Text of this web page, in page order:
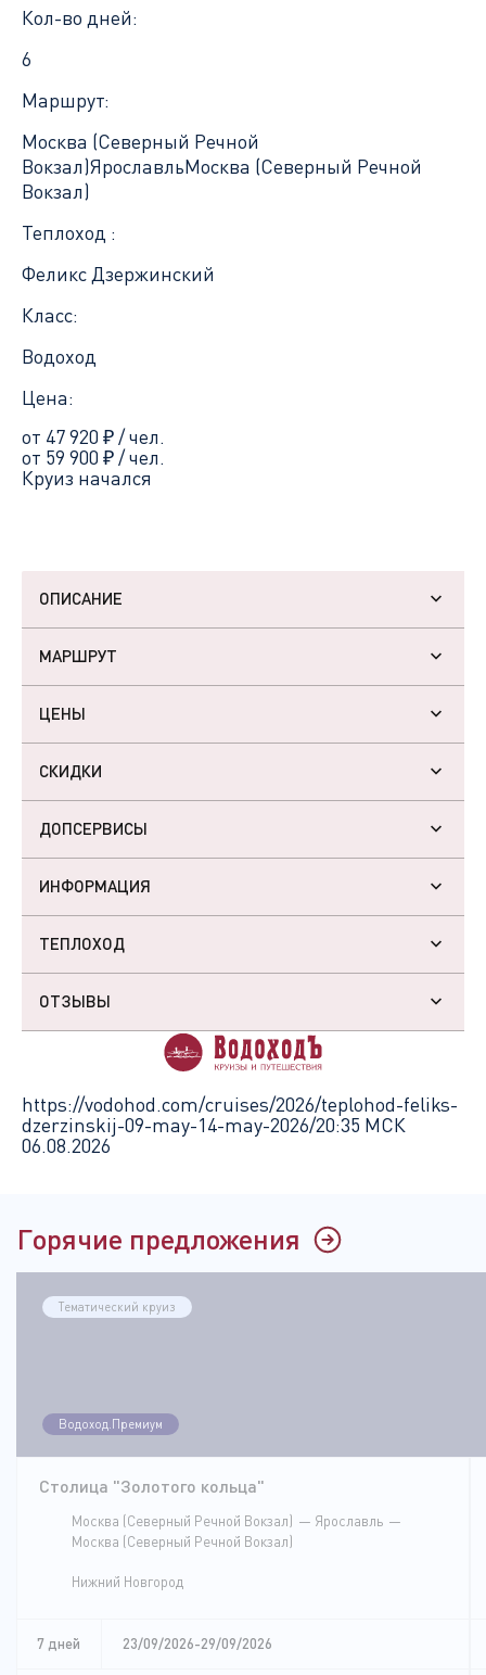
Кол-во дней:
6
Маршрут:
Москва (Северный Речной
Вокзал)ЯрославльМосква (Северный Речной
Вокзал)
Теплоход :
Феликс Дзержинский
Класс:
Водоход
Цена:
от 47 920 ₽/ чел.
от 59 900 ₽/ чел.
Круиз начался
ОПИСАНИЕ
МАРШРУТ
ЦЕНЫ
СКИДКИ
ДОПСЕРВИСЫ
ИНФОРМАЦИЯ
ТЕПЛОХОД
ОТЗЫВЫ
https://vodohod.com/cruises/2026/teplohod-feliks-
dzerzinskij-09-may-14-may-2026/20:35 МСК
06.08.2026
Горячие предложения
Тематический круиз
Водоход.Премиум
Столица "Золотого кольца"
Москва (Северный Речной Вокзал)
Ярославль
Москва (Северный Речной Вокзал)
Нижний Новгород
7 дней 23/09/2026-29/09/2026